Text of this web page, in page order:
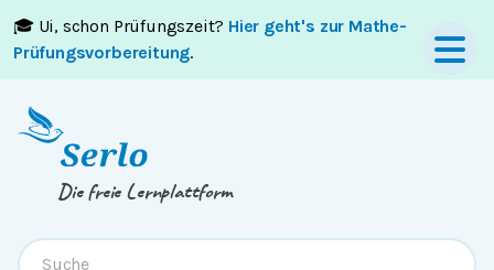
🎓 Ui, schon Prüfungszeit? Hier geht's zur Mathe-
Prüfungsvorbereitung.
Springe zumInhaltoderFooter
Die freie Lernplattform